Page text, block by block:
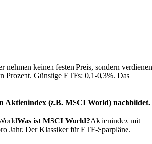
keinen festen Preis, sondern verdienen
Prozent. Günstige ETFs: 0,1-0,3%. Das
Aktienindex (z.B. MSCI World) nachbildet.
Was ist MSCI World?Aktienindex mit
Jahr. Der Klassiker für ETF-Sparpläne.